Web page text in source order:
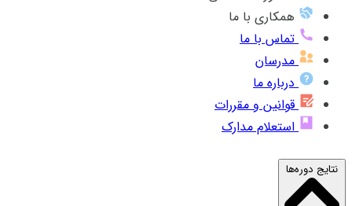
همکاری با ما
تماس با ما
مدرسان
درباره ما
قوانین و مقررات
استعلام مدارک
نتایج دوره‌ها